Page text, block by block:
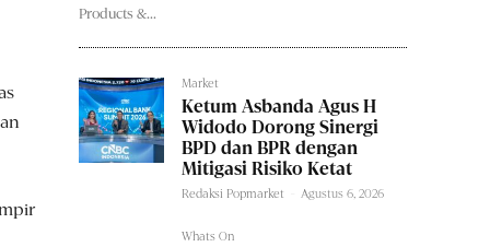
Products &...
Market
Ketum Asbanda Agus H
Widodo Dorong Sinergi
BPD dan BPR dengan
Mitigasi Risiko Ketat
Redaksi Popmarket Agustus 6, 2026
Whats On